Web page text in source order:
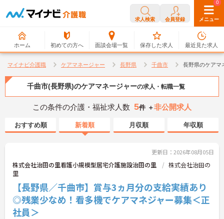
求人検索 会員登録 メニュー
ホーム 初めての方へ 面談会場一覧
0
保存した求人
0
最近見た求人
マイナビ介護職 ケアマネージャー 長野県 千曲市 長野県のケアマ
千曲市(長野県)のケアマネージャーの求人・転職一覧
この条件の介護・福祉求人数 5件 ＋非公開求人
おすすめ順 新着順 月収順 年収順
更新日：2026年08月05日
株式会社治田の里看護小規模型居宅介護施設治田の里
株式会社治田の
里
【長野県／千曲市】賞与3ヵ月分の支給実績あり
◎残業少なめ！看多機でケアマネジャー募集＜正
社員＞